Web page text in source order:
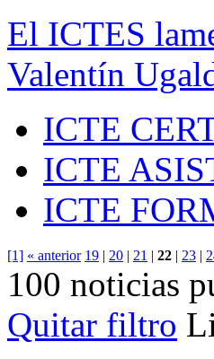
El ICTES
Valentín
ICTE
ICTE
ICTE
[1] « anterior 19 | 20 | 21 | 22 | 23 |
100 noticias
Quitar filtro